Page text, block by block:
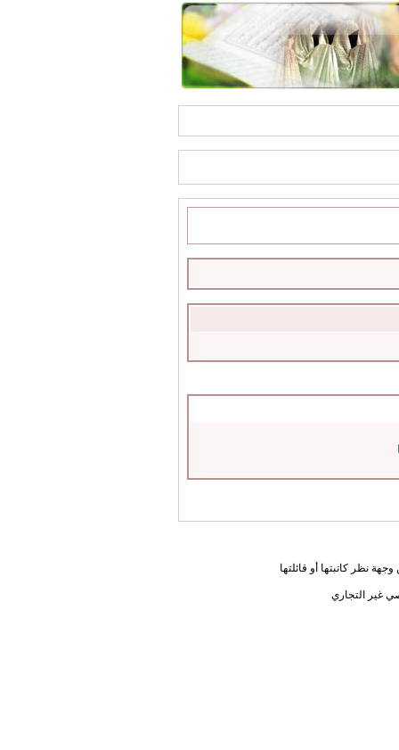
نظر كاتبتها أو قائلتها
غير التجاري